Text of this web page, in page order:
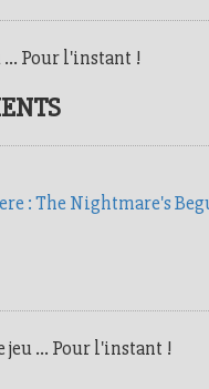
... Pour l'instant !
: The Nightmare's
jeu ... Pour l'instant !